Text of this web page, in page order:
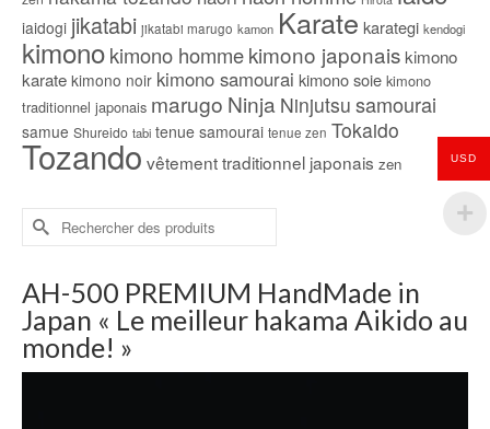
iaidogi jikatabi jikatabi marugo kamon Karate karategi kendogi
kimonokimono hommekimono japonais kimono
karate kimono noir kimono samourai kimono soie kimono
traditionnel japonais marugo Ninja Ninjutsu samourai
samue Shureido tabi tenue samourai tenue zen Tokaido
Tozando vêtement traditionnel japonais zen
Rechercher :
AH-500 PREMIUM HandMade in
Japan « Le meilleur hakama Aikido au
monde! »
USD